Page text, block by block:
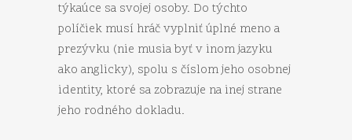
týkaúce sa svojej osoby. Do týchto
políčiek musí hráč vyplniť úplné meno a
prezývku (nie musia byť v inom jazyku
ako anglicky), spolu s číslom jeho osobnej
identity, ktoré sa zobrazuje na inej strane
jeho rodného dokladu.